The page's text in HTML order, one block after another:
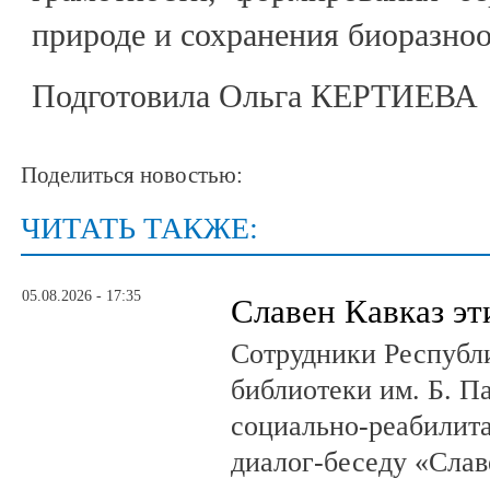
природе и сохранения
Подготовила Ольга КЕРТИЕВА
Поделиться новостью:
ЧИТАТЬ ТАКЖЕ:
05.08.2026 - 17:35 Славен Кавказ
Сотрудники
библиотеки им. Б.
социально-
диалог-беседу